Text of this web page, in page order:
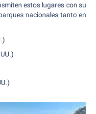
estos lugares con su
nacionales tanto en